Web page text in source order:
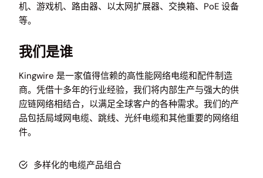
机、游戏机、路由器、以太网扩展器、交换箱、PoE 设备
等。
我们是谁
Kingwire 是一家值得信赖的高性能网络电缆和配件制造
商。凭借十多年的行业经验，我们将内部生产与强大的供
应链网络相结合，以满足全球客户的各种需求。我们的产
品包括局域网电缆、跳线、光纤电缆和其他重要的网络组
件。
多样化的电缆产品组合